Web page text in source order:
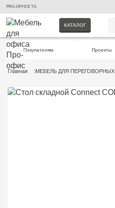
PRO-OFFICE TG
КАТАЛОГ
Покупателям Проекты
Главная МЕБЕЛЬ ДЛЯ ПЕРЕГОВОРНЫХ